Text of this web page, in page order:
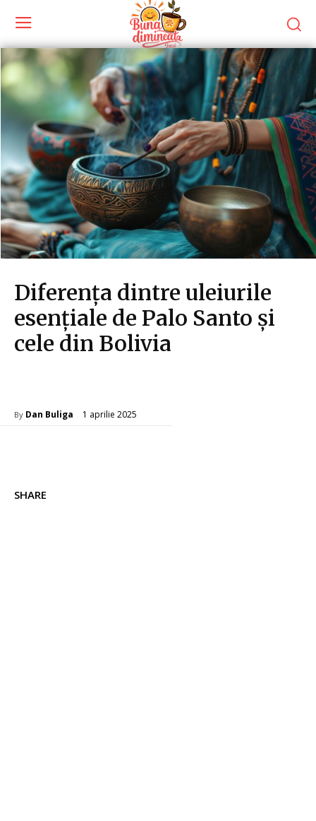
Diferența dintre uleiurile
esențiale de Palo Santo și
cele din Bolivia
By Dan Buliga 1 aprilie 2025
SHARE